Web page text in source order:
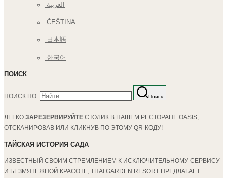
العربية
ČEŠTINA
日本語
한국어
ПОИСК
ПОИСК ПО: Поиск
ЛЕГКО ЗАРЕЗЕРВИРУЙТЕ СТОЛИК В НАШЕМ РЕСТОРАНЕ OASIS,
ОТСКАНИРОВАВ ИЛИ КЛИКНУВ ПО ЭТОМУ QR-КОДУ!
ТАЙСКАЯ ИСТОРИЯ САДА
ИЗВЕСТНЫЙ СВОИМ СТРЕМЛЕНИЕМ К ИСКЛЮЧИТЕЛЬНОМУ СЕРВИСУ
И БЕЗМЯТЕЖНОЙ КРАСОТЕ, THAI GARDEN RESORT ПРЕДЛАГАЕТ